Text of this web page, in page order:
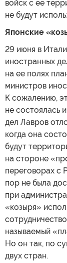
войск с ее
не будут
Японские
29 июня в
иностранных
на ее полях
министров
К сожалению,
не состоялась
дел Лавров
когда она
будут
на стороне
переговорах с
пор не была
при
«козыря»
называемый
Но он так, по
двух стран.